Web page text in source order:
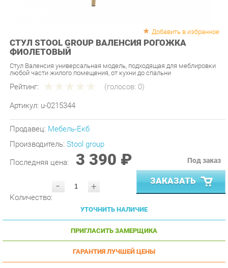
СТУЛ STOOL GROUP ВАЛЕНСИЯ РОГОЖКА
Стул Валенсия универсальная модель, подходящая для меблировки
любой части жилого помещения, от кухни до спальни
Рейтинг: (голосов:0)
Артикул: u-0215344
Продавец: Мебель-Екб
Производитель:
Stool group
Последняя цена: 3 390 ₽
- +
ЗАКАЗАТЬ
УТОЧНИТЬ НАЛИЧИЕ
ПРИГЛАСИТЬ ЗАМЕРЩИКА
ГАРАНТИЯ ЛУЧШЕЙ ЦЕНЫ
пог. Екатеринбурги до ТК -
бесплатна при заказе от30000 р.